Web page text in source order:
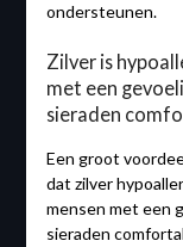
ondersteunen.
Zilver is
met een
sieraden
Een groot
dat zilver
mensen met een
sieraden